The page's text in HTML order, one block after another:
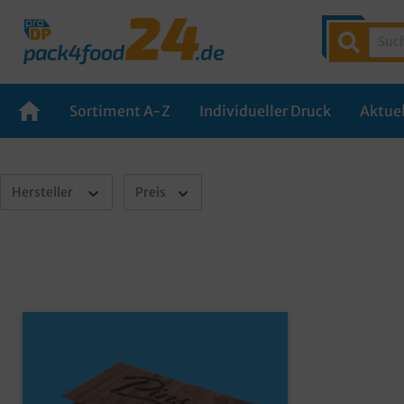
Sortiment A-Z Individueller Druck
Hersteller Preis